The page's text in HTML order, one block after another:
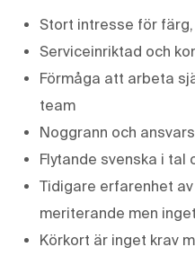
Stort intresse för
Serviceinriktad och
Förmåga att arbeta
team
Noggrann och
Flytande svenska i tal
Tidigare erfarenhet
meriterande men
Körkort är inget krav